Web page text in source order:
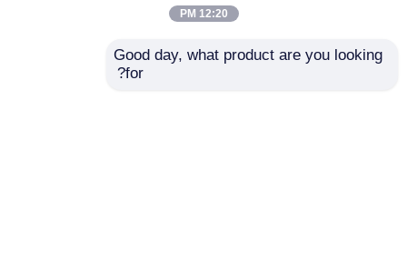
12:20 PM
Good day, what product are you looking
for?